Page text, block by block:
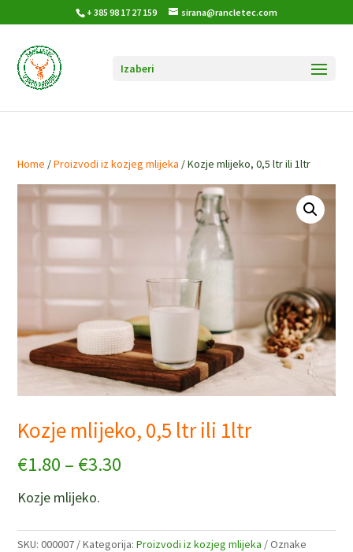
+ 385 98 17 27 159 sirana@rancletec.com
Home /Proizvodi iz kozjeg mlijeka / Kozje mlijeko, 0,5 ltr ili 1ltr
Kozje mlijeko, 0,5 ltr ili 1ltr
€1.80 – €3.30
Kozje mlijeko.
SKU:000007 Kategorija:Proizvodi iz kozjeg mlijeka
Oznake